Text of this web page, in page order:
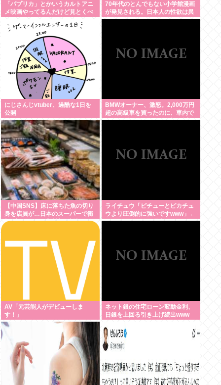
「パプリカ」とかいうカルトアニ
メ映画やってるんだけど見とくべ
70年代のとんでもない小学館漫画
が発見される。日本人の性欲は異
常
にじさんじvtuber、過酷な1日を
公開
BMWオーナー、激怒。2,000万円
超の高級車を買ったのに、車内で
スパイダーマンCMの視聴を強制
【中国SNS】床に落ちた魚の切り
身を店員が…日本のスーパーで衝
撃=中国ネット「精神が崩壊」
ライチュウ「ピチューとピカチュ
ウより圧倒的に強いですwww」←
こいつが不人気な理由
AV「元芸能人がデビューしま
す！」
ネット銀の住宅ローン変動金利、
日銀を上回る引き上げ続出www